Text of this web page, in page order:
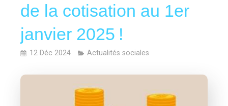
de la cotisation au 1er
janvier 2025 !
12 Déc 2024 Actualités sociales